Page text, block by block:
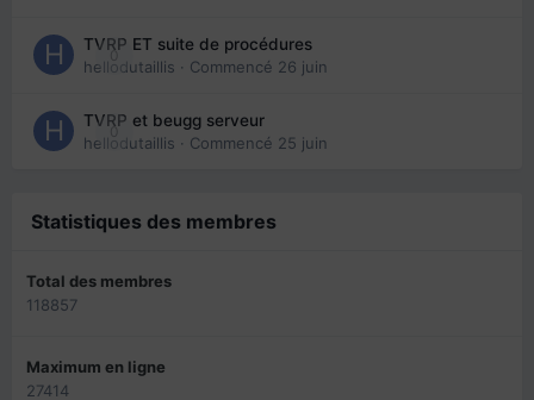
0
TVRP ET suite de procédures
hellodutaillis · Commencé 26 juin
0
TVRP et beugg serveur
hellodutaillis · Commencé 25 juin
Statistiques des membres
Total des membres
118857
Maximum en ligne
27414